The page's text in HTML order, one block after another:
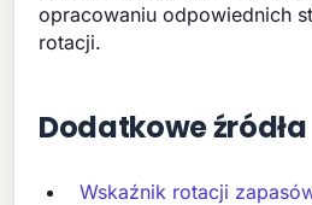
opracowaniu odpowiednich
rotacji.
Dodatkowe źródła
Wskaźnik rotacji